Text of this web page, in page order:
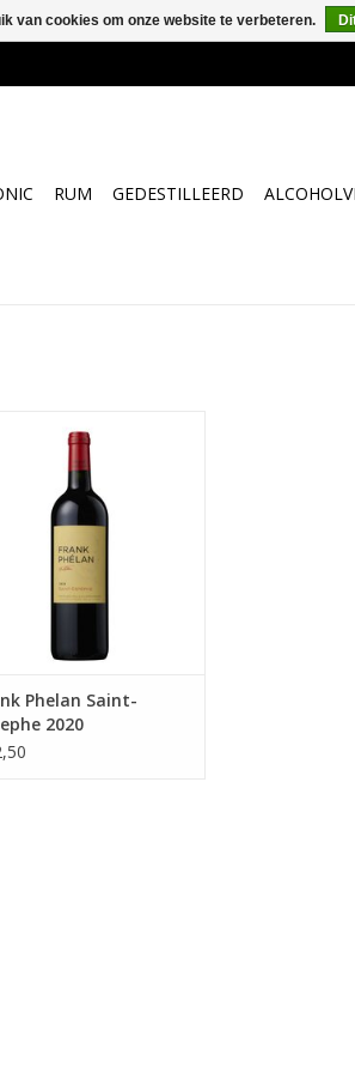
RUM GEDESTILLEERD
Phelan Saint-
2020
van cookies om onze website te verbeteren.